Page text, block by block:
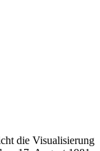
die Visualisierung